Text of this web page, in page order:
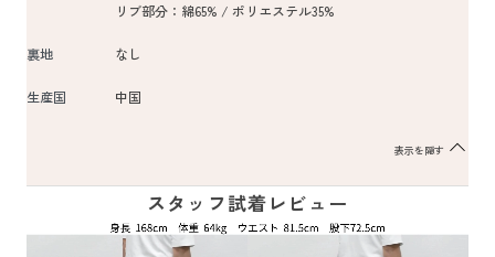
リブ部分：綿65% / ポリエステル35%
裏地 なし
生産国 中国
表示を隠す
スタッフ試着レビュー